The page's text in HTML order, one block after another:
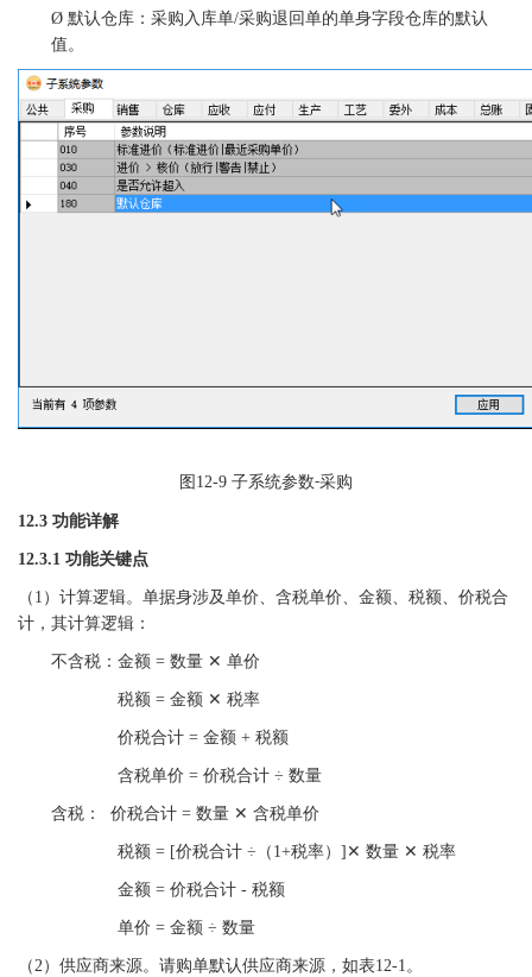
Ø 默认仓库 ：采购入库单/采购退回单的单身字段仓库的默认
值。
图 12-9 子系统参数-采购
12.3 功能详解
12.3.1 功能关键点
（ 1）计算逻辑。单据身涉及单价、含税单价、金额、税额、价税合
计，其计算逻辑：
不含税：金额 = 数量 ✕ 单价
税额 = 金额 ✕ 税率
价税合计 = 金额 + 税额
含税单价 = 价税合计 ÷ 数量
含税： 价税合计 = 数量 ✕ 含税单价
税额 = [价税合计 ÷（1+税率）]✕ 数量 ✕ 税率
金额 = 价税合计 - 税额
单价 = 金额 ÷ 数量
（2）供应商来源。请购单默认供应商来源，如表12-1。